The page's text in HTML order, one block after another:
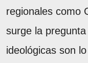
regionales como
surge la
ideológicas son